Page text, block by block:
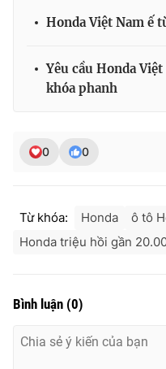
THỜI BÁO VTV
Theo dõi báo trên
Cơ quan báo chí:Thời báo
Giấy phép hoạt động báo
Phó Tổng Biên tập:
Tổng đài VTV:024.38 355
Honda Việt Nam ế
Yêu cầu Honda
khóa phanh
0 0
Từ khóa: Honda ô tô
Honda triệu hồi gần
Bình luận (0)